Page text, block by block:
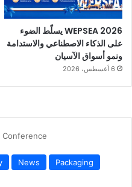
2027.
WEPSEA 2026 يسلّط الضوء
على الذكاء الاصطناعي والاستدامة
ونمو أسواق الآسيان
6 أغسطس، 2026